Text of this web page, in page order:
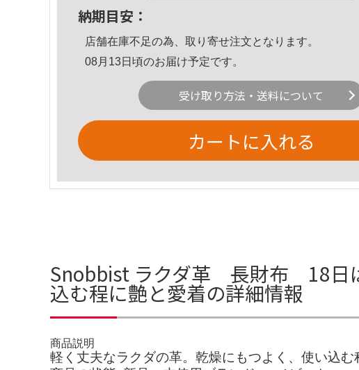
納期目安：
店舗在庫不足の為、取り寄せ注文となります。
08月13日頃のお届け予定です。
受け取り方法・送料について
カートに入れる
Snobbist ラクダ革 長財布 18日
込む程に艶と愛着の詳細情報
商品説明
軽く丈夫なラクダの革。乾燥にもつよく、使い込